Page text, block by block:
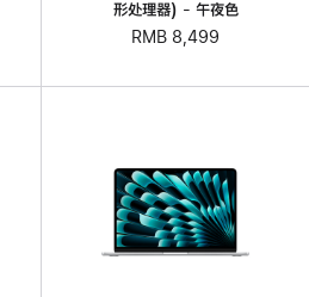
形处理器) - 午夜色
RMB 8,499